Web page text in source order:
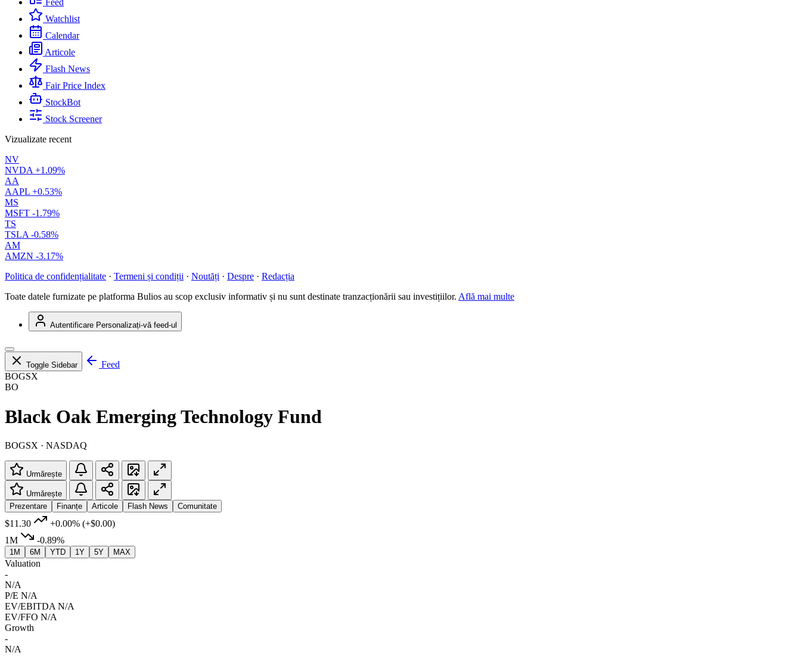
Feed
Watchlist
Calendar
Articole
Flash News
Fair Price Index
StockBot
Stock Screener
Vizualizate recent
NV
NVDA +1.09%
AA
AAPL +0.53%
MS
MSFT -1.79%
TS
TSLA -0.58%
AM
AMZN -3.17%
Politica de confidențialitate · Termeni și condiții · Noutăți · Despre · Redacția
Toate datele furnizate pe platforma Bulios au scop exclusiv informativ și nu sunt destinate tranzacționării sau investițiilor. Află mai multe
Autentificare Personalizați-vă feed-ul
Toggle Sidebar
Feed
BOGSX
BO
Black Oak Emerging Technology Fund
BOGSX · NASDAQ
Urmărește
Urmărește
Prezentare
Finanțe Articole Flash News Comunitate
$11.30 +0.00% (+$0.00)
1M
-0.89%
1M 6M YTD 1Y 5Y MAX
Valuation
-
N/A
P/E N/A
EV/EBITDA N/A
EV/FFO N/A
Growth
-
N/A